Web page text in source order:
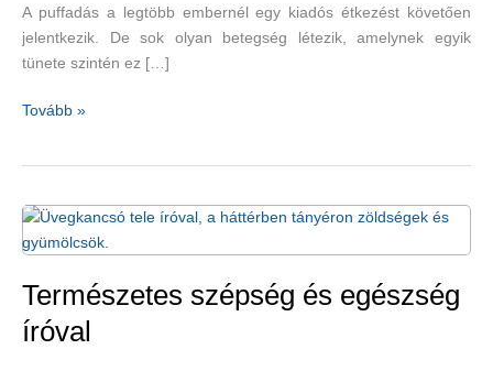
A puffadás a legtöbb embernél egy kiadós étkezést követően
jelentkezik. De sok olyan betegség létezik, amelynek egyik
tünete szintén ez […]
Édeskömény,
puffadás
ellen
Tovább »
Természetes szépség és egészség
íróval